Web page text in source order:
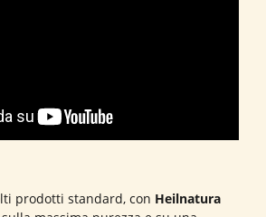
prodotti standard, con Heilnatura